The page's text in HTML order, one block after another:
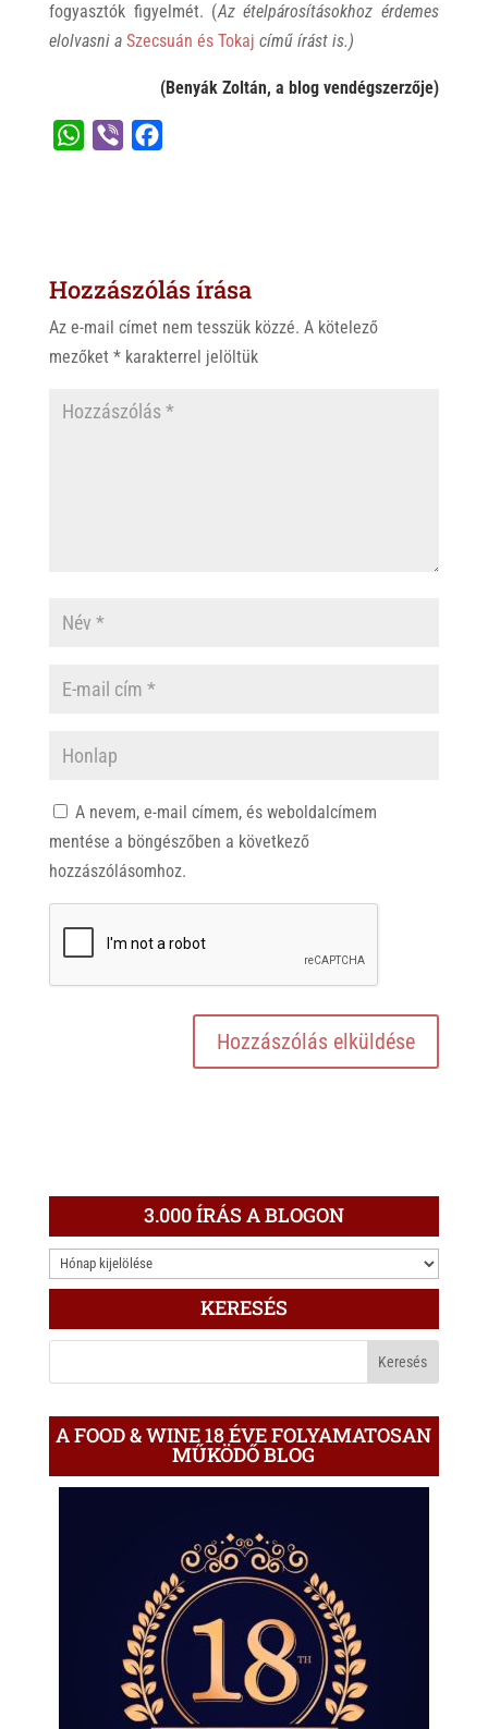
fogyasztók figyelmét. (Az ételpárosításokhoz érdemes
elolvasni a Szecsuán és Tokaj című írást is.)
(Benyák Zoltán, a blog vendégszerzője)
A
p
o
k
Hozzászólás írása
Az e-mail címet nem tesszük közzé. A kötelező
mezőket *karakterrel jelöltük
A nevem, e-mail címem, és weboldalcímem
mentése a böngészőben a következő
hozzászólásomhoz.
3.000 ÍRÁS A BLOGON
3.000
ÍRÁS
KERESÉS
A FOOD & WINE 18 ÉVE FOLYAMATOSAN
MŰKÖDŐ BLOG